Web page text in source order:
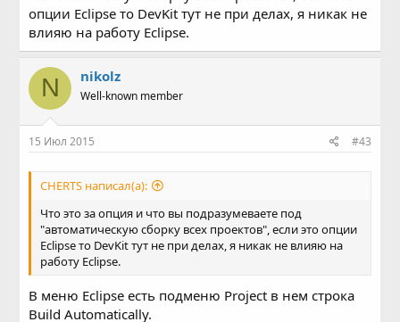
опции Eclipse то DevKit тут не при делах, я никак не
влияю на работу Eclipse.
N nikolz
Well-known member
15 Июл 2015 #43
CHERTS написал(а):
Что это за опция и что вы подразумеваете под
"автоматическую сборку всех проектов", если это опции
Eclipse то DevKit тут не при делах, я никак не влияю на
работу Eclipse.
В меню Eclipse есть подменю Project в нем строка
Build Automatically.